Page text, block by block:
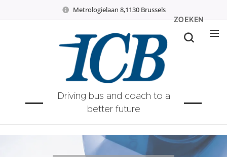
Metrologielaan 8,1130 Brussels
Driving bus and coach to a
better future
ZOEKEN